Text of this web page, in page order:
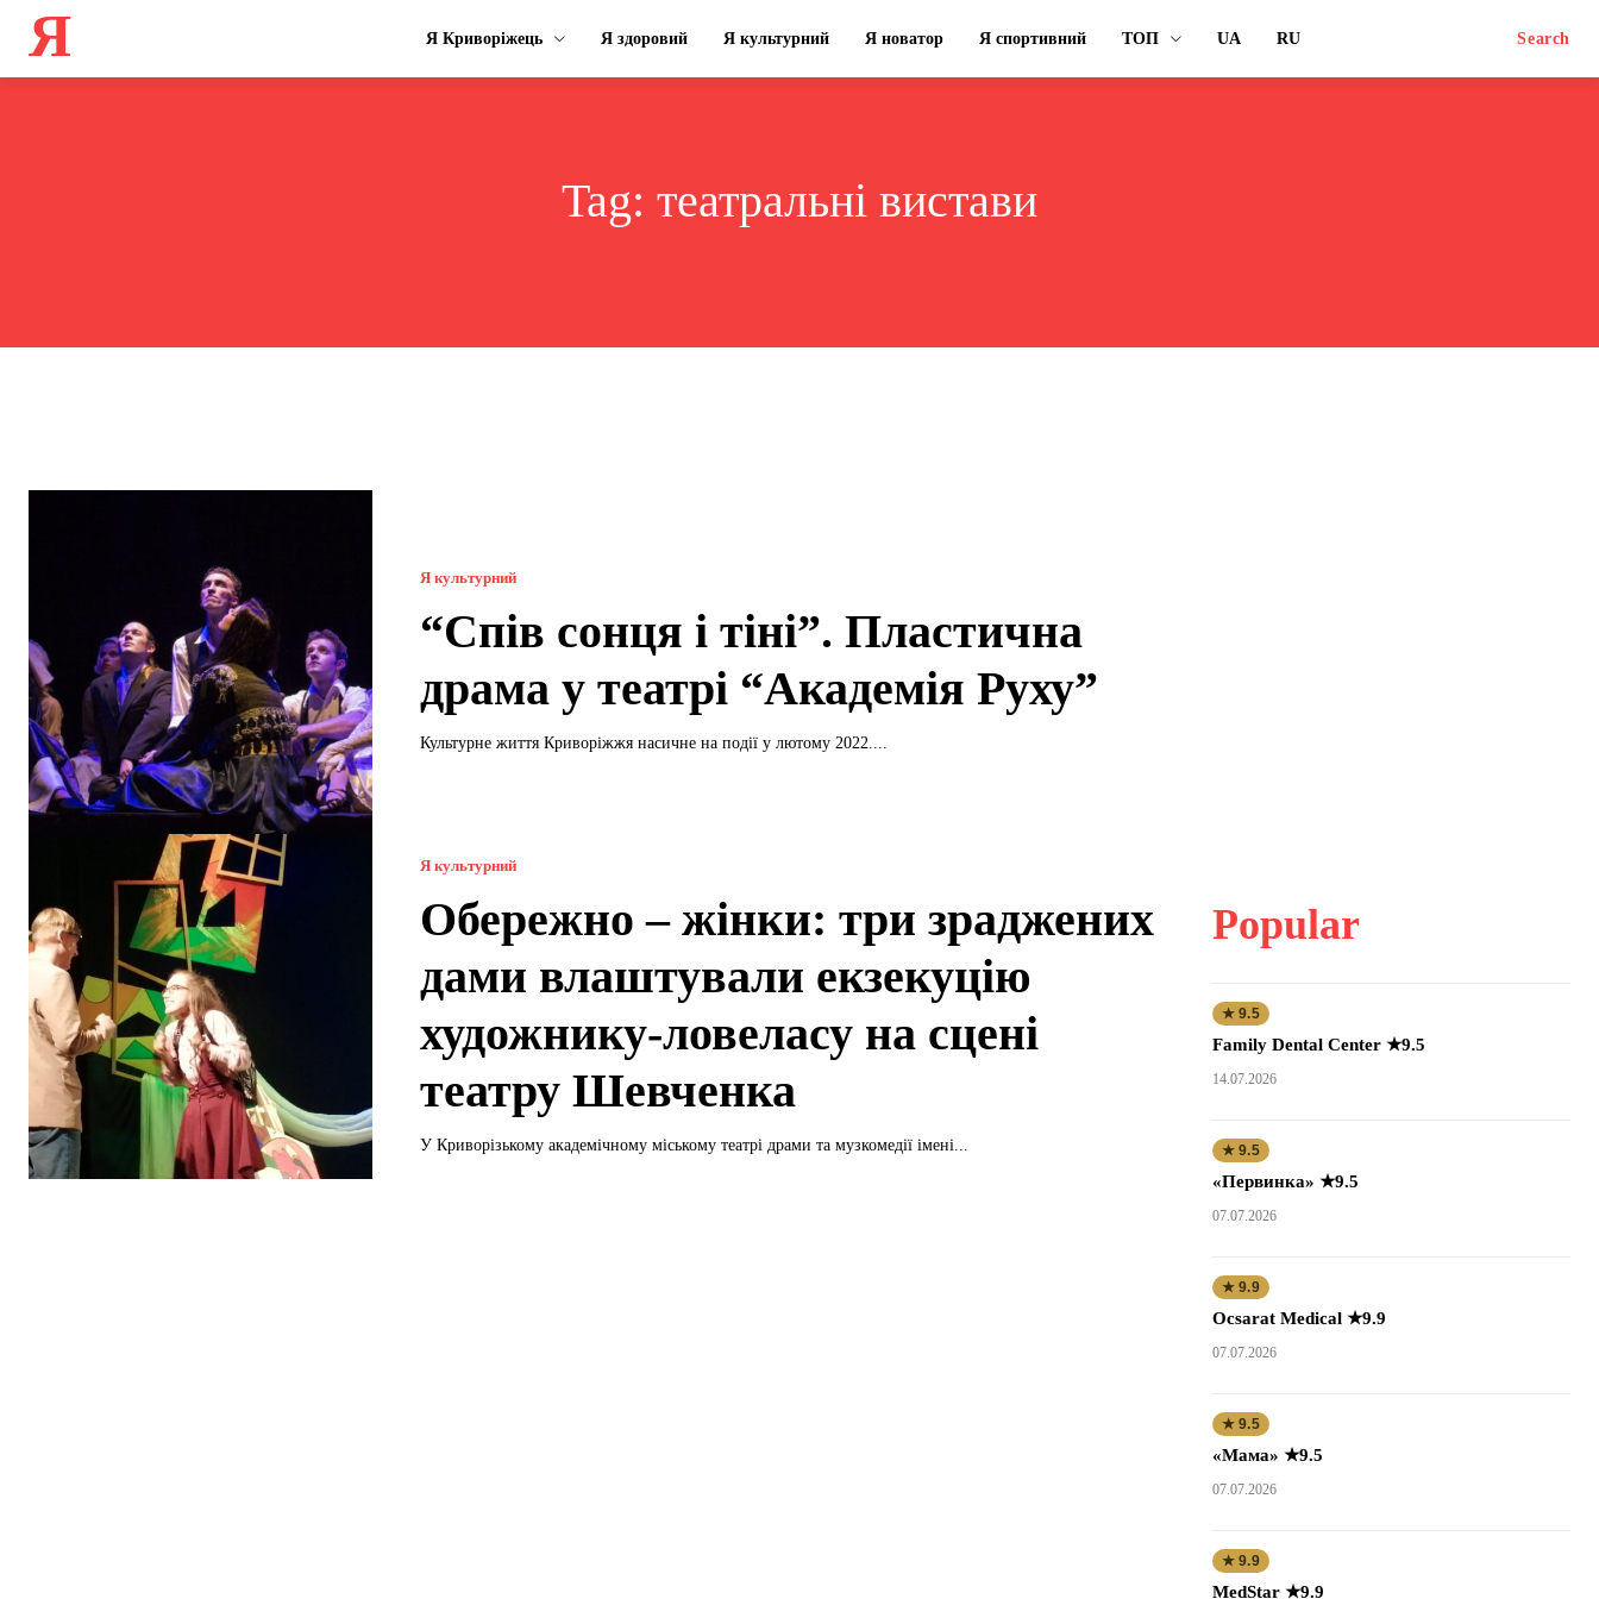
Я Я Криворіжець Я здоровий Я культурний Я новатор Я спортивний ТОП UA RU Search
Tag: театральні вистави
Я культурний
“Спів сонця і тіні”. Пластична
драма у театрі “Академія Руху”
Культурне життя Криворіжжя насичне на події у лютому 2022....
Я культурний
Обережно – жінки: три зраджених
дами влаштували екзекуцію
художнику-ловеласу на сцені
театру Шевченка
У Криворізькому академічному міському театрі драми та музкомедії імені...
Popular
★ 9.5
Family Dental Center ★9.5
14.07.2026
★ 9.5
«Первинка» ★9.5
07.07.2026
★ 9.9
Ocsarat Medical ★9.9
07.07.2026
★ 9.5
«Мама» ★9.5
07.07.2026
★ 9.9
MedStar ★9.9